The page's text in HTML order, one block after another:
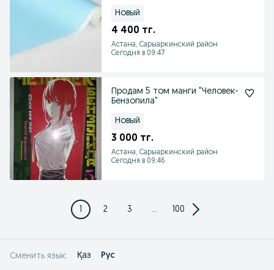
Новый
4 400 тг.
Астана, Сарыаркинский район
Сегодня в 09:47
Продам 5 том манги "Человек-
Бензопила"
Новый
3 000 тг.
Астана, Сарыаркинский район
Сегодня в 09:46
1 2 3 ... 100
Сменить язык: Қаз Рус